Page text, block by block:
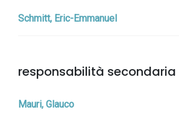
Schmitt, Eric-Emmanuel
responsabilità secondaria
Mauri, Glauco